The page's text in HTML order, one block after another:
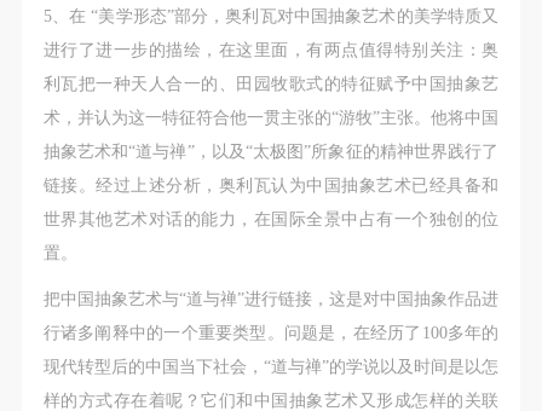
5、在 “美学形态”部分，奥利瓦对中国抽象艺术的美学特质又
进行了进一步的描绘，在这里面，有两点值得特别关注：奥
利瓦把一种天人合一的、田园牧歌式的特征赋予中国抽象艺
术，并认为这一特征符合他一贯主张的“游牧”主张。他将中国
抽象艺术和“道与禅”，以及“太极图”所象征的精神世界践行了
链接。经过上述分析，奥利瓦认为中国抽象艺术已经具备和
世界其他艺术对话的能力，在国际全景中占有一个独创的位
置。
把中国抽象艺术与“道与禅”进行链接，这是对中国抽象作品进
行诸多阐释中的一个重要类型。问题是，在经历了100多年的
现代转型后的中国当下社会，“道与禅”的学说以及时间是以怎
样的方式存在着呢？它们和中国抽象艺术又形成怎样的关联